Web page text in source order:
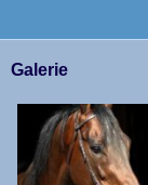
Galerie